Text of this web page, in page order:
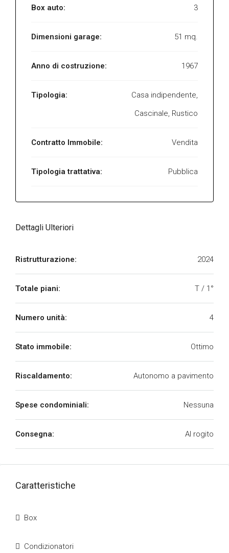
Box auto: 3
Dimensioni garage: 51 mq.
Anno di costruzione: 1967
Tipologia:
Casa indipendente,
Cascinale, Rustico
Contratto Immobile: Vendita
Tipologia trattativa: Pubblica
Dettagli Ulteriori
Ristrutturazione: 2024
Totale piani: T / 1°
Numero unità: 4
Stato immobile: Ottimo
Riscaldamento: Autonomo a pavimento
Spese condominiali: Nessuna
Consegna: Al rogito
Caratteristiche
Box
Condizionatori